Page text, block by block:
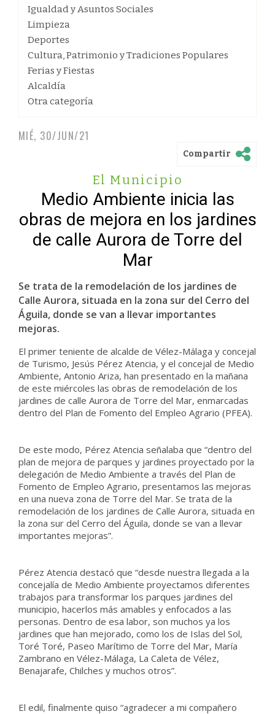
Igualdad y Asuntos Sociales
Limpieza
Deportes
Cultura, Patrimonio y Tradiciones Populares
Ferias y Fiestas
Alcaldía
Otra categoría
MIÉ, 30/JUN/21
Compartir
El Municipio
Medio Ambiente inicia las
obras de mejora en los jardines
de calle Aurora de Torre del
Mar
Se trata de la remodelación de los jardines de
Calle Aurora, situada en la zona sur del Cerro del
Águila, donde se van a llevar importantes
mejoras.
El primer teniente de alcalde de Vélez-Málaga y concejal
de Turismo, Jesús Pérez Atencia, y el concejal de Medio
Ambiente, Antonio Ariza, han presentado en la mañana
de este miércoles las obras de remodelación de los
jardines de calle Aurora de Torre del Mar, enmarcadas
dentro del Plan de Fomento del Empleo Agrario (PFEA).
De este modo, Pérez Atencia señalaba que “dentro del
plan de mejora de parques y jardines proyectado por la
delegación de Medio Ambiente a través del Plan de
Fomento de Empleo Agrario, presentamos las mejoras
en una nueva zona de Torre del Mar. Se trata de la
remodelación de los jardines de Calle Aurora, situada en
la zona sur del Cerro del Águila, donde se van a llevar
importantes mejoras”.
Pérez Atencia destacó que “desde nuestra llegada a la
concejalía de Medio Ambiente proyectamos diferentes
trabajos para transformar los parques jardines del
municipio, hacerlos más amables y enfocados a las
personas. Dentro de esa labor, son muchos ya los
jardines que han mejorado, como los de Islas del Sol,
Toré Toré, Paseo Marítimo de Torre del Mar, María
Zambrano en Vélez-Málaga, La Caleta de Vélez,
Benajarafe, Chilches y muchos otros”.
El edil, finalmente quiso “agradecer a mi compañero